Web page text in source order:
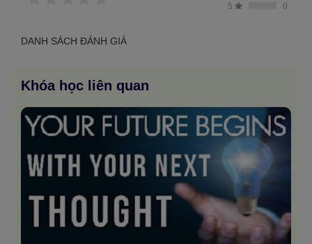
5
0
DANH SÁCH ĐÁNH GIÁ
Khóa học liên quan